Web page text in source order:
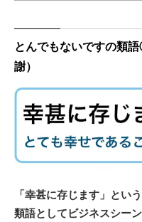
とんでもないですの類
謝）
「幸甚に存じます」とい
類語としてビジネスシー